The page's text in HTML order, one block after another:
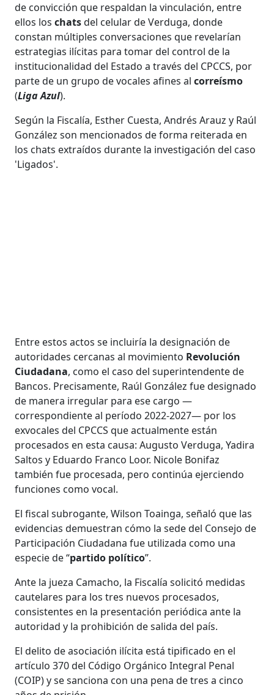
de convicción que respaldan la vinculación, entre
ellos loschatsdel celular de Verduga, donde
constan múltiples conversaciones que revelarían
estrategias ilícitas para tomar del control de la
institucionalidad del Estado a través del CPCCS, por
parte de un grupo de vocales afines alcorreísmo
(Liga Azul).
Según la Fiscalía, Esther Cuesta, Andrés Arauz y Raúl
González son mencionados de forma reiterada en
los chats extraídos durante la investigación del caso
'Ligados'.
Entre estos actos se incluiría la designación de
autoridades cercanas al movimiento Revolución
Ciudadana, como el caso del superintendente de
Bancos. Precisamente, Raúl González fue designado
de manera irregular para ese cargo —
correspondiente al período 2022-2027— por los
exvocales del CPCCS que actualmente están
procesados en esta causa: Augusto Verduga, Yadira
Saltos y Eduardo Franco Loor. Nicole Bonifaz
también fue procesada, pero continúa ejerciendo
funciones como vocal.
El fiscal subrogante, Wilson Toainga, señaló que las
evidencias demuestran cómo la sede del Consejo de
Participación Ciudadana fue utilizada como una
especie de “partido político”.
Ante la jueza Camacho, la Fiscalía solicitó medidas
cautelares para los tres nuevos procesados,
consistentes en la presentación periódica ante la
autoridad y la prohibición de salida del país.
El delito de asociación ilícita está tipificado en el
artículo 370 del Código Orgánico Integral Penal
(COIP) y se sanciona con una pena de tres a cinco